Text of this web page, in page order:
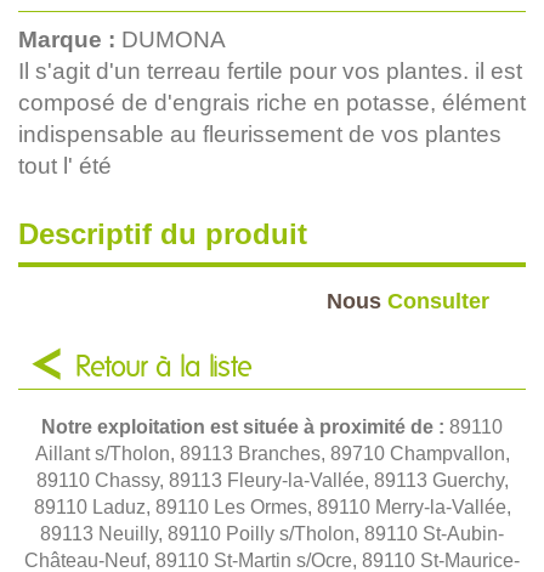
Marque : DUMONA
Il s'agit d'un terreau fertile pour vos plantes. il est
composé de d'engrais riche en potasse, élément
indispensable au fleurissement de vos plantes
tout l' été
Descriptif du produit
Nous Consulter
Retour à la liste
Notre exploitation est située à proximité de : 89110
Aillant s/Tholon, 89113 Branches, 89710 Champvallon,
89110 Chassy, 89113 Fleury-la-Vallée, 89113 Guerchy,
89110 Laduz, 89110 Les Ormes, 89110 Merry-la-Vallée,
89113 Neuilly, 89110 Poilly s/Tholon, 89110 St-Aubin-
Château-Neuf, 89110 St-Martin s/Ocre, 89110 St-Maurice-